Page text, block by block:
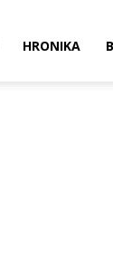
HRONIKA